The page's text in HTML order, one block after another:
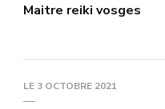
Maitre reiki vosges
LE 3 OCTOBRE 2021